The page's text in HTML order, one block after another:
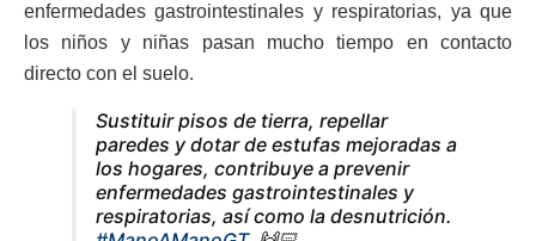
enfermedades gastrointestinales y respiratorias, ya que
los niños y niñas pasan mucho tiempo en contacto
directo con el suelo.
Sustituir pisos de tierra, repellar
paredes y dotar de estufas mejoradas a
los hogares, contribuye a prevenir
enfermedades gastrointestinales y
respiratorias, así como la desnutrición.